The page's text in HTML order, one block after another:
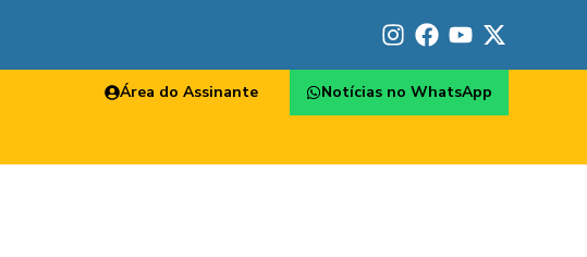
Área do Assinante Notícias no WhatsApp